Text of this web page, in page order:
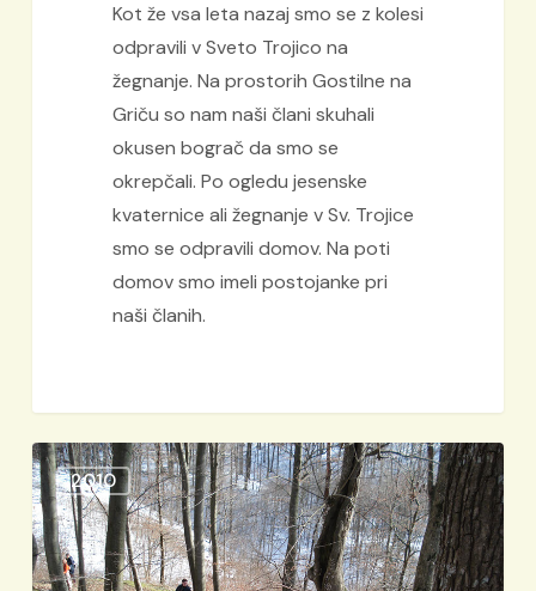
Kot že vsa leta nazaj smo se z kolesi
odpravili v Sveto Trojico na
žegnanje. Na prostorih Gostilne na
Griču so nam naši člani skuhali
okusen bograč da smo se
okrepčali. Po ogledu jesenske
kvaternice ali žegnanje v Sv. Trojice
smo se odpravili domov. Na poti
domov smo imeli postojanke pri
naši članih.
Pohod
po
Atilovi
poti
2010